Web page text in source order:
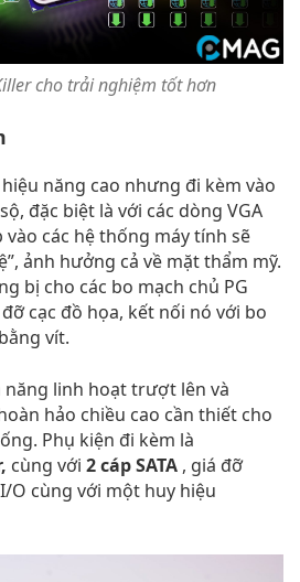
cho trải nghiệm tốt hơn
hiệu năng cao nhưng đi kèm vào
đặc biệt là với các dòng VGA
vào các hệ thống máy tính sẽ
ảnh hưởng cả về mặt thẩm mỹ.
bị cho các bo mạch chủ PG
cạc đồ họa, kết nối nó với bo
vít.
linh hoạt trượt lên và
hảo chiều cao cần thiết cho
Phụ kiện đi kèm là
cùng với 2 cáp SATA , giá đỡ
O cùng với một huy hiệu